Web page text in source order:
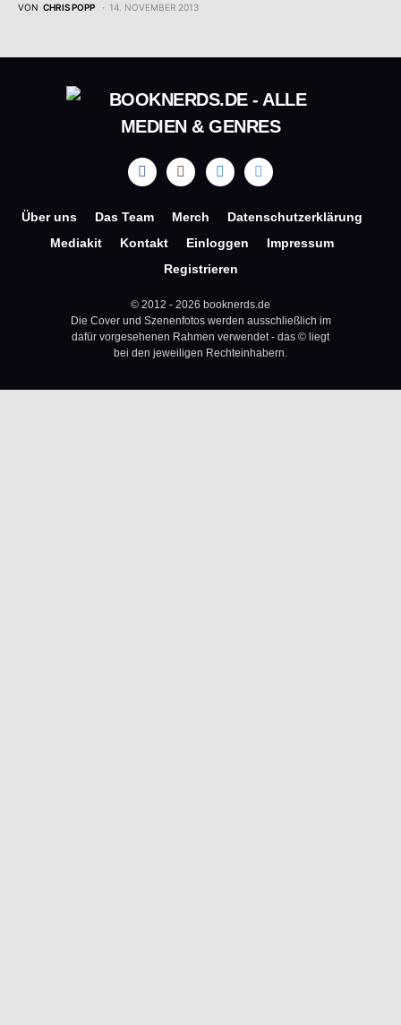
VON CHRIS POPP 14. NOVEMBER 2013
Über uns Das Team Merch
Datenschutzerklärung
Mediakit
Kontakt Einloggen
Impressum
Registrieren
© 2012 - 2026 booknerds.de
Die Cover und Szenenfotos werden ausschließlich im
dafür vorgesehenen Rahmen verwendet - das © liegt
bei den jeweiligen Rechteinhabern.